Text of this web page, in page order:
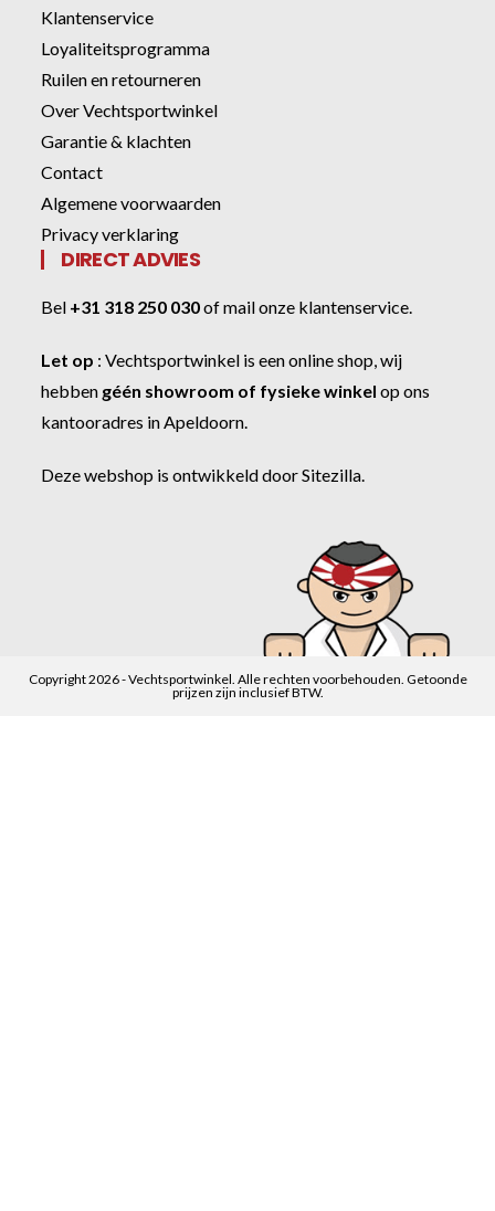
Klantenservice
Loyaliteitsprogramma
Ruilen en retourneren
Over Vechtsportwinkel
Garantie & klachten
Contact
Algemene voorwaarden
Privacy verklaring
DIRECT ADVIES
Bel +31 318 250 030ofmail onze klantenservice.
Let op :Vechtsportwinkel is een online shop, wij
hebben géén showroom of fysieke winkel op ons
kantooradres in Apeldoorn.
Deze webshop is ontwikkeld doorSitezilla.
Copyright 2026 - Vechtsportwinkel. Alle rechten voorbehouden. Getoonde
prijzen zijn inclusief BTW.